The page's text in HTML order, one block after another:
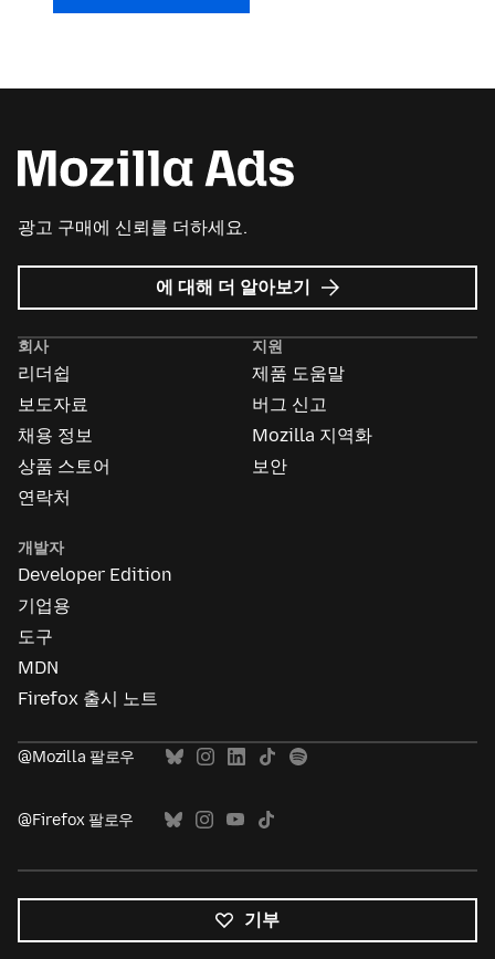
광고 구매에 신뢰를 더하세요.
Mozilla
Ads
에 대해 더 알아보기
회사
리더쉽
보도자료
채용 정보
상품 스토어
연락처
지원
제품 도움말
버그 신고
Mozilla 지역화
보안
개발자
Developer Edition
기업용
도구
MDN
Firefox 출시 노트
@Mozilla 팔로우
@Firefox 팔로우
기부